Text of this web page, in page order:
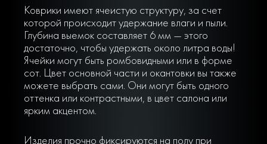
Коврики имеют ячеистую структуру, за счет
которой происходит удержание влаги и пыли.
Глубина выемок составляет 6 мм — этого
достаточно, чтобы удержать около литра воды!
Ячейки могут быть ромбовидными или в форме
сот. Цвет основной части и окантовки вы также
можете выбрать сами. Они могут быть одного
оттенка или контрастными, в цвет салона или
ярким акцентом.
Изделия прочно фиксируются на полу при